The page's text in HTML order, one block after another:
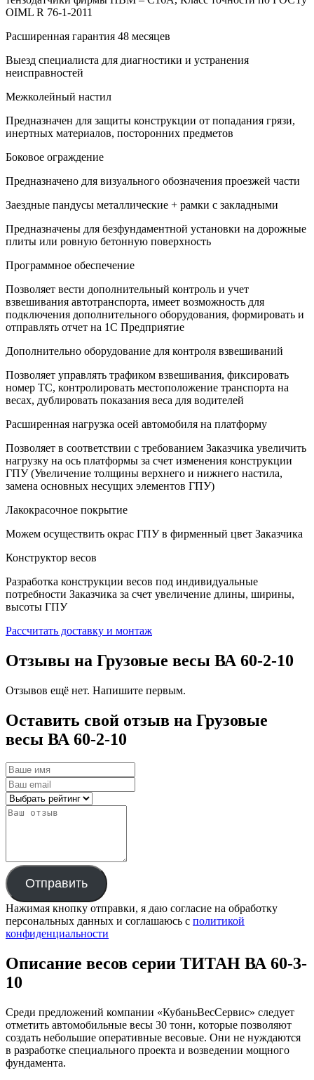
OIML R 76-1-2011
Расширенная гарантия 48 месяцев
Выезд специалиста для диагностики и устранения
неисправностей
Межколейный настил
Предназначен для защиты конструкции от попадания грязи,
инертных материалов, посторонних предметов
Боковое ограждение
Предназначено для визуального обозначения проезжей части
Заездные пандусы металлические + рамки с закладными
Предназначены для безфундаментной установки на дорожные
плиты или ровную бетонную поверхность
Программное обеспечение
Позволяет вести дополнительный контроль и учет
взвешивания автотранспорта, имеет возможность для
подключения дополнительного оборудования, формировать и
отправлять отчет на 1С Предприятие
Дополнительно оборудование для контроля взвешиваний
Позволяет управлять трафиком взвешивания, фиксировать
номер ТС, контролировать местоположение транспорта на
весах, дублировать показания веса для водителей
Расширенная нагрузка осей автомобиля на платформу
Позволяет в соответствии с требованием Заказчика увеличить
нагрузку на ось платформы за счет изменения конструкции
ГПУ (Увеличение толщины верхнего и нижнего настила,
замена основных несущих элементов ГПУ)
Лакокрасочное покрытие
Можем осуществить окрас ГПУ в фирменный цвет Заказчика
Конструктор весов
Разработка конструкции весов под индивидуальные
потребности Заказчика за счет увеличение длины, ширины,
высоты ГПУ
Рассчитать доставку и монтаж
Отзывы на Грузовые весы ВА 60-2-10
Отзывов ещё нет. Напишите первым.
Оставить свой отзыв на Грузовые
весы ВА 60-2-10
Отправить
Нажимая кнопку отправки, я даю согласие на обработку
персональных данных и соглашаюсь с политикой
конфиденциальности
Описание весов серии ТИТАН ВА 60-3-
10
Среди предложений компании «КубаньВесСервис» следует
отметить автомобильные весы 30 тонн, которые позволяют
создать небольшие оперативные весовые. Они не нуждаются
в разработке специального проекта и возведении мощного
фундамента.